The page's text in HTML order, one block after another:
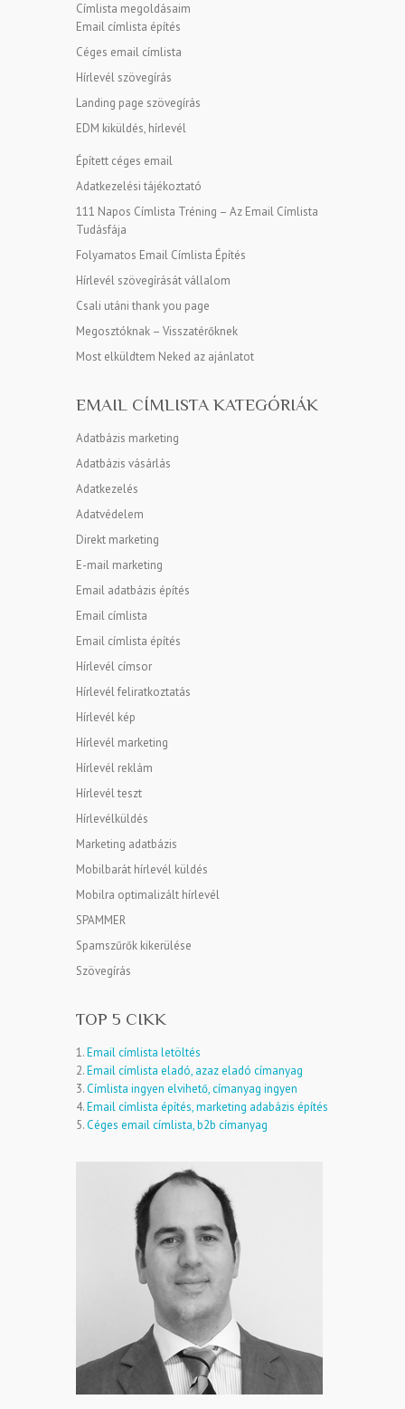
Címlista megoldásaim
Email címlista építés
Céges email címlista
Hírlevél szövegírás
Landing page szövegírás
EDM kiküldés, hírlevél
Épített céges email
Adatkezelési tájékoztató
111 Napos Címlista Tréning – Az Email Címlista
Tudásfája
Folyamatos Email Címlista Építés
Hírlevél szövegírását vállalom
Csali utáni thank you page
Megosztóknak – Visszatérőknek
Most elküldtem Neked az ajánlatot
EMAIL CÍMLISTA KATEGÓRIÁK
Adatbázis marketing
Adatbázis vásárlás
Adatkezelés
Adatvédelem
Direkt marketing
E-mail marketing
Email adatbázis építés
Email címlista
Email címlista építés
Hírlevél címsor
Hírlevél feliratkoztatás
Hírlevél kép
Hírlevél marketing
Hírlevél reklám
Hírlevél teszt
Hírlevélküldés
Marketing adatbázis
Mobilbarát hírlevél küldés
Mobilra optimalizált hírlevél
SPAMMER
Spamszűrők kikerülése
Szövegírás
TOP 5 CIKK
1.Email címlista letöltés
2.Email címlista eladó, azaz eladó címanyag
3.Címlista ingyen elvihető, címanyag ingyen
4.Email címlista építés, marketing adabázis építés
5.Céges email címlista, b2b címanyag